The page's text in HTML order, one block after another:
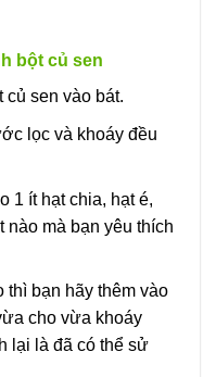
bột củ sen
củ sen vào bát.
lọc và khoáy đều
1 ít hạt chia, hạt é,
nào mà bạn yêu thích
thì bạn hãy thêm vào
cho vừa khoáy
lại là đã có thể sử